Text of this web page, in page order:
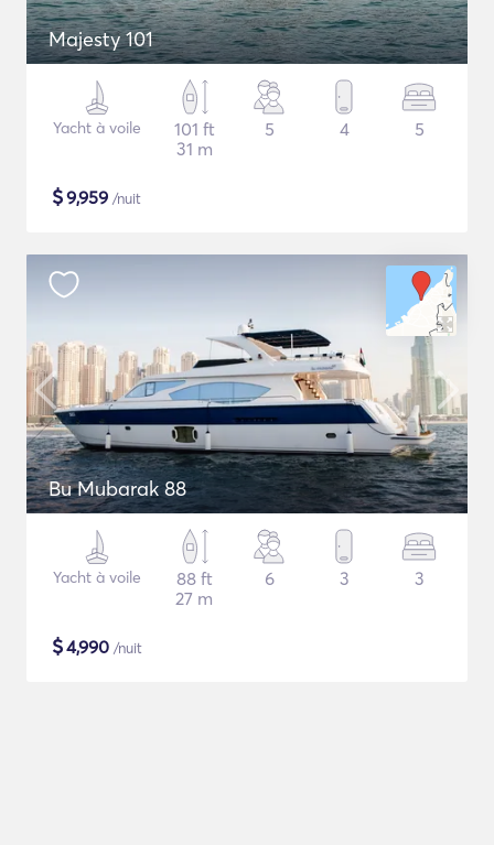
Majesty 101
Yacht à voile
101 ft
31 m
5 4 5
$9,959 /nuit
Bu Mubarak 88
Yacht à voile
88 ft
27 m
6 3 3
$4,990 /nuit